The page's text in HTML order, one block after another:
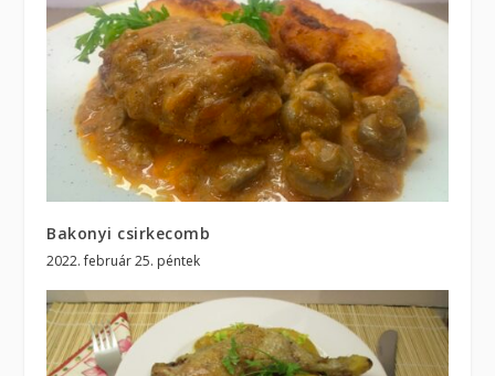
Bakonyi csirkecomb
2022. február 25. péntek